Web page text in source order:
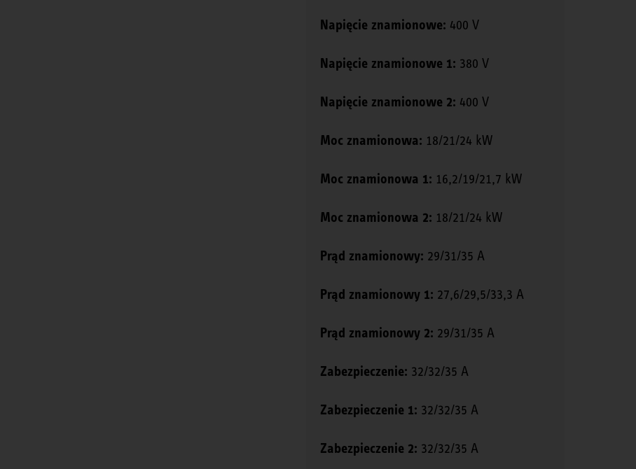
Napięcie znamionowe: 400 V
Napięcie znamionowe 1: 380 V
Napięcie znamionowe 2: 400 V
Moc znamionowa: 18/21/24 kW
Moc znamionowa 1: 16,2/19/21,7 kW
Moc znamionowa 2: 18/21/24 kW
Prąd znamionowy: 29/31/35 A
Prąd znamionowy 1: 27,6/29,5/33,3 A
Prąd znamionowy 2: 29/31/35 A
Zabezpieczenie: 32/32/35 A
Zabezpieczenie 1: 32/32/35 A
Zabezpieczenie 2: 32/32/35 A